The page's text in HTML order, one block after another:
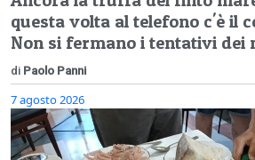
questa volta al telefono c'è il
Non si fermano i tentativi dei
di Paolo Panni
7 agosto 2026